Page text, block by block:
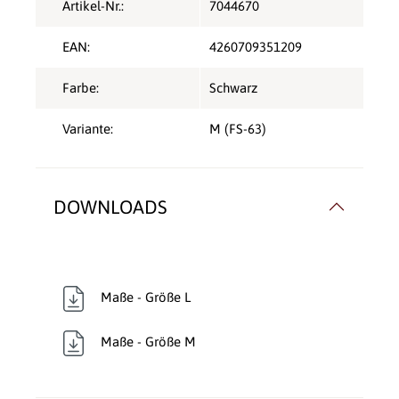
Artikel-Nr.: 7044670
EAN: 4260709351209
Farbe: Schwarz
Variante: M (FS-63)
DOWNLOADS
Maße - Größe L
Maße - Größe M